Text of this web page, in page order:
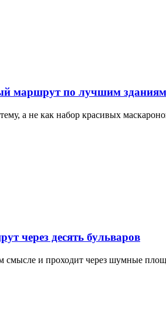
маршрут по лучшим зданиям
а не как набор красивых
через десять бульваров
смысле и проходит через шумные